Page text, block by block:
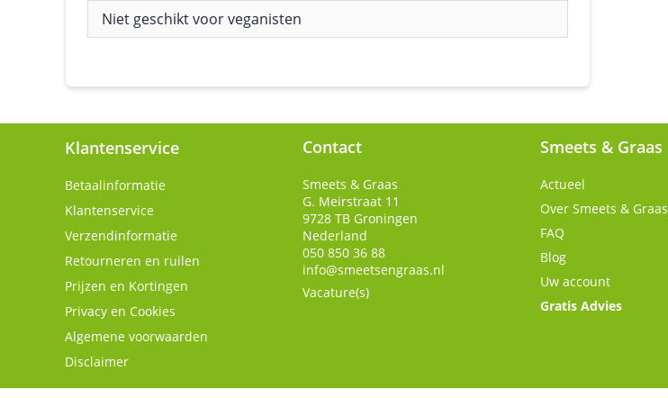
Niet geschikt voor veganisten
Klantenservice
Betaalinformatie
Klantenservice
Verzendinformatie
Retourneren en ruilen
Prijzen en Kortingen
Privacy en Cookies
Algemene voorwaarden
Disclaimer
Contact
Smeets & Graas
G. Meirstraat 11
9728 TB Groningen
Nederland
050 850 36 88
info@smeetsengraas.nl
Vacature(s)
Smeets & Graas
Actueel
Over Smeets & Graas
FAQ
Blog
Uw account
Gratis Advies